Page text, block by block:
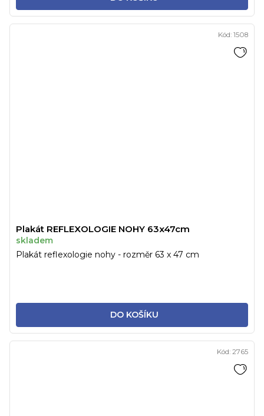
Plakát REFLEXOLOGIE NOHY 63x47cm
skladem
DO KOŠÍKU
Plakát reflexologie nohy - rozměr 63 x 47 cm
Kód: 1508
Kód: 2765